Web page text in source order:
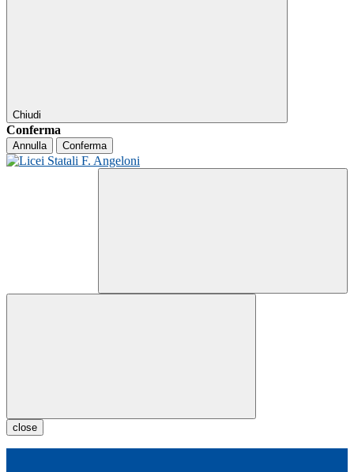
Chiudi
Conferma
Annulla Conferma
close